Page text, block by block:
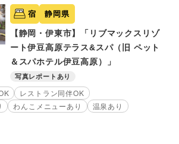
宿 静岡県
【静岡・伊東市】「リブマックスリゾ
ート伊豆高原テラス&スパ（旧 ペット
＆スパホテル伊豆高原）」
写真レポートあり
レストラン同伴OK
わんこメニューあり
温泉あり